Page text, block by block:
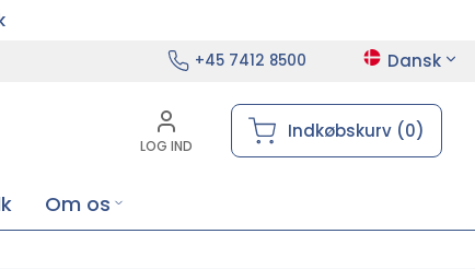
+45 7412 8500 Dansk
LOG IND
Indkøbskurv (0)
Om os